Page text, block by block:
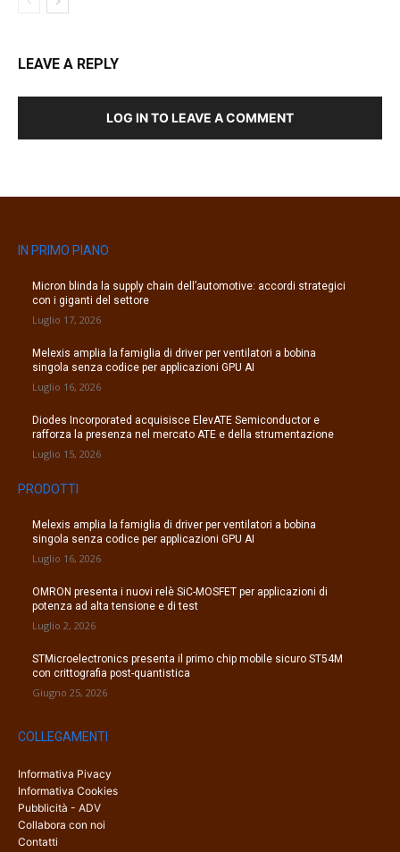
LEAVE A REPLY
LOG IN TO LEAVE A COMMENT
IN PRIMO PIANO
Micron blinda la supply chain dell’automotive: accordi strategici
con i giganti del settore
Luglio 17, 2026
Melexis amplia la famiglia di driver per ventilatori a bobina
singola senza codice per applicazioni GPU AI
Luglio 16, 2026
Diodes Incorporated acquisisce ElevATE Semiconductor e
rafforza la presenza nel mercato ATE e della strumentazione
Luglio 15, 2026
PRODOTTI
Melexis amplia la famiglia di driver per ventilatori a bobina
singola senza codice per applicazioni GPU AI
Luglio 16, 2026
OMRON presenta i nuovi relè SiC-MOSFET per applicazioni di
potenza ad alta tensione e di test
Luglio 2, 2026
STMicroelectronics presenta il primo chip mobile sicuro ST54M
con crittografia post-quantistica
Giugno 25, 2026
COLLEGAMENTI
Informativa Pivacy
Informativa Cookies
Pubblicità - ADV
Collabora con noi
Contatti